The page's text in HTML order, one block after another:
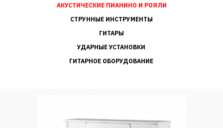
АКУСТИЧЕСКИЕ ПИАНИНО И РОЯЛИ
СТРУННЫЕ ИНСТРУМЕНТЫ
ГИТАРЫ
УДАРНЫЕ УСТАНОВКИ
ГИТАРНОЕ ОБОРУДОВАНИЕ